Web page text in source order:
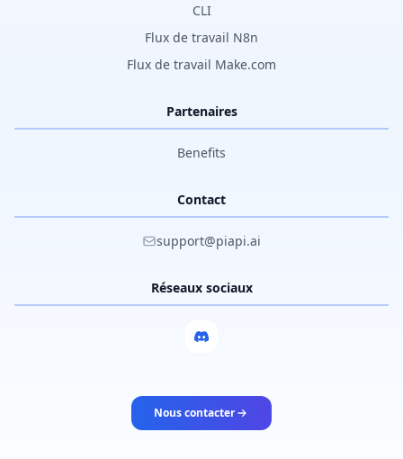
CLI
Flux de travail N8n
Flux de travail Make.com
Partenaires
Benefits
Contact
support@piapi.ai
Réseaux sociaux
Nous contacter